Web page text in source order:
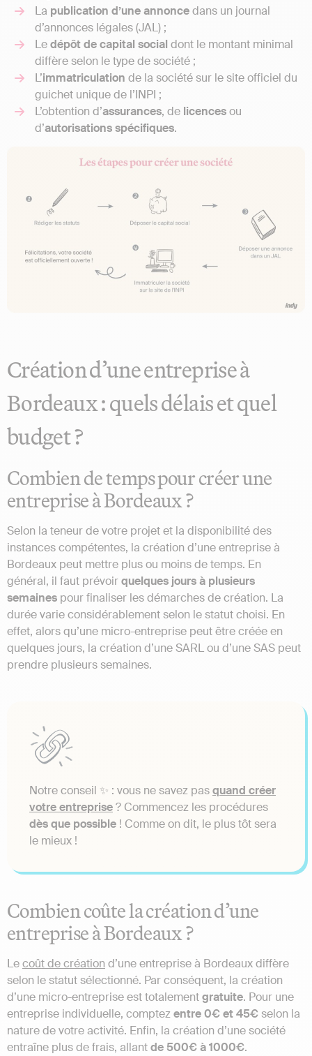
La publication d’une annoncedans un journal
d’annonces légales (JAL) ;
Ledépôt de capital social dont le montant minimal
diffère selon le type de société ;
L’immatriculation de la société sur le site officiel du
guichet unique de l’INPI ;
L’obtention d’assurances, de licencesou
d’autorisations spécifiques.
Création d’une entreprise à
Bordeaux : quels délais et quel
budget ?
Combien de temps pour créer une
entreprise à Bordeaux ?
Selon la teneur de votre projet et la disponibilité des
instances compétentes, la création d’une entreprise à
Bordeaux peut mettre plus ou moins de temps. En
général, il faut prévoirquelques jours à plusieurs
semaines pour finaliser les démarches de création. La
durée varie considérablement selon le statut choisi. En
effet, alors qu’une micro-entreprise peut être créée en
quelques jours, la création d’une SARL ou d’une SAS peut
prendre plusieurs semaines.
Notre conseil ✨ : vous ne savez pasquand créer
votre entreprise? Commencez les procédures
dès que possible ! Comme on dit, le plus tôt sera
le mieux !
Combien coûte la création d’une
entreprise à Bordeaux ?
Lecoût de création d’une entreprise à Bordeaux diffère
selon le statut sélectionné. Par conséquent, la création
d’une micro-entreprise est totalementgratuite. Pour une
entreprise individuelle, comptezentre 0€ et 45€selon la
nature de votre activité. Enfin, la création d’une société
entraîne plus de frais, allantde 500€ à 1000€.